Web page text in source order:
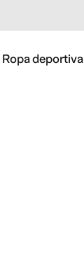
Ropa deportiva